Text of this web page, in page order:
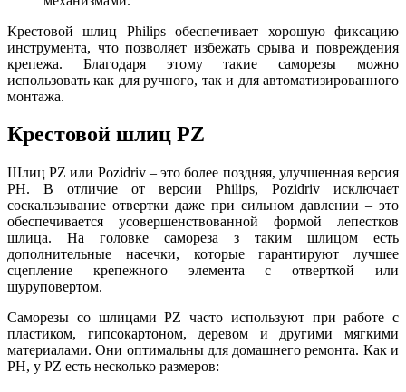
Крестовой шлиц Philips обеспечивает хорошую фиксацию
инструмента, что позволяет избежать срыва и повреждения
крепежа. Благодаря этому такие саморезы можно
использовать как для ручного, так и для автоматизированного
монтажа.
Крестовой шлиц PZ
Шлиц PZ или Pozidriv – это более поздняя, улучшенная версия
PH. В отличие от версии Philips, Pozidriv исключает
соскальзывание отвертки даже при сильном давлении – это
обеспечивается усовершенствованной формой лепестков
шлица. На головке самореза з таким шлицом есть
дополнительные насечки, которые гарантируют лучшее
сцепление крепежного элемента с отверткой или
шуруповертом.
Саморезы со шлицами PZ часто используют при работе с
пластиком, гипсокартоном, деревом и другими мягкими
материалами. Они оптимальны для домашнего ремонта. Как и
PH, у PZ есть несколько размеров: